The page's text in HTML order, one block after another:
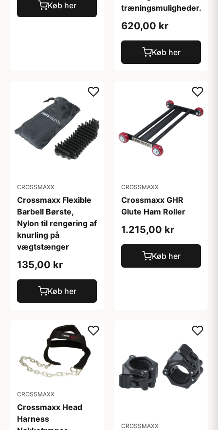
Køb her
træningsmuligheder.
620,00 kr
Køb her
CROSSMAXX
Crossmaxx Flexible
Barbell Børste,
Nylon til rengøring af
knurling på
vægtstænger
135,00 kr
Køb her
CROSSMAXX
Crossmaxx GHR
Glute Ham Roller
1.215,00 kr
Køb her
CROSSMAXX
Crossmaxx Head
Harness
CROSSMAXX